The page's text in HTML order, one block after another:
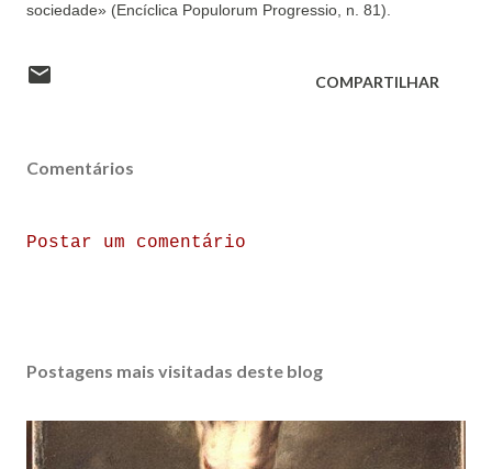
sociedade» (Encíclica Populorum Progressio, n. 81).
COMPARTILHAR
Comentários
Postar um comentário
Postagens mais visitadas deste blog